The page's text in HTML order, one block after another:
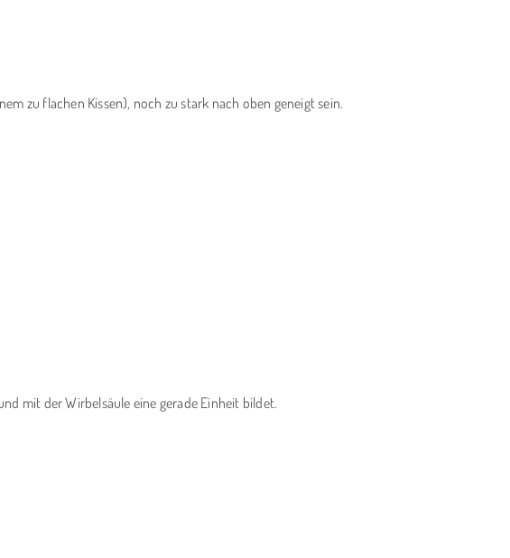
zu flachen Kissen), noch zu stark nach oben geneigt sein.
mit der Wirbelsäule eine gerade Einheit bildet.